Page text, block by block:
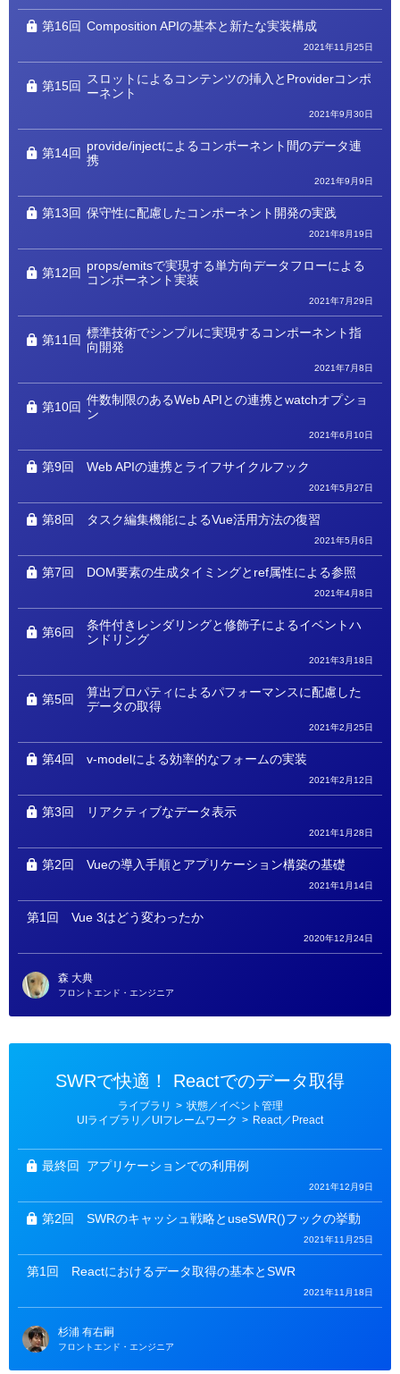
第16回 Composition APIの基本と新たな実装構成
2021年11月25日
第15回
スロットによるコンテンツの挿入とProviderコンポ
ーネント
2021年9月30日
第14回 provide/injectによるコンポーネント間のデータ連
携
2021年9月9日
第13回 保守性に配慮したコンポーネント開発の実践
2021年8月19日
第12回 props/emitsで実現する単方向データフローによる
コンポーネント実装
2021年7月29日
第11回 標準技術でシンプルに実現するコンポーネント指
向開発
2021年7月8日
第10回 件数制限のあるWeb APIとの連携とwatchオプショ
ン
2021年6月10日
第9回 Web APIの連携とライフサイクルフック
2021年5月27日
第8回 タスク編集機能によるVue活用方法の復習
2021年5月6日
第7回 DOM要素の生成タイミングとref属性による参照
2021年4月8日
第6回
条件付きレンダリングと修飾子によるイベントハ
ンドリング
2021年3月18日
第5回
算出プロパティによるパフォーマンスに配慮した
データの取得
2021年2月25日
第4回 v-modelによる効率的なフォームの実装
2021年2月12日
第3回 リアクティブなデータ表示
2021年1月28日
第2回 Vueの導入手順とアプリケーション構築の基礎
2021年1月14日
第1回 Vue 3はどう変わったか
2020年12月24日
森 大典
フロントエンド・エンジニア
SWRで快適！ Reactでのデータ取得
ー
ライブラリ > 状態／イベント管理
UIライブラリ／UIフレームワーク > React／Preact
最終回 アプリケーションでの利用例
2021年12月9日
第2回 SWRのキャッシュ戦略とuseSWR()フックの挙動
2021年11月25日
第1回 Reactにおけるデータ取得の基本とSWR
2021年11月18日
杉浦 有右嗣
フロントエンド・エンジニア